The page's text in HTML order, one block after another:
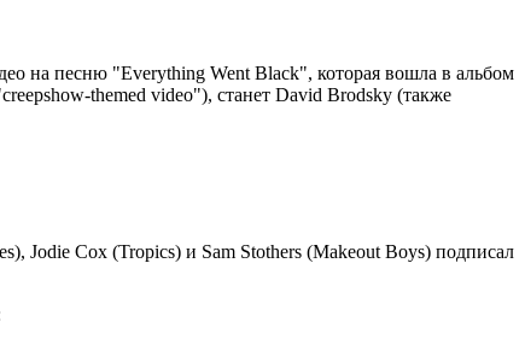
на песню "Everything Went Black", которая вошла в альбом
themed video"), станет David Brodsky (также
Jodie Cox (Tropics) и Sam Stothers (Makeout Boys) подписал